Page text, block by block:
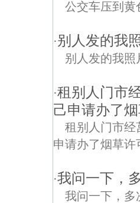
公交车压到黄
·别人发的我
别人发的我
·租别人门市
己申请办了
租别人门市经
申请办了烟草
·我问一下，
我问一下，多